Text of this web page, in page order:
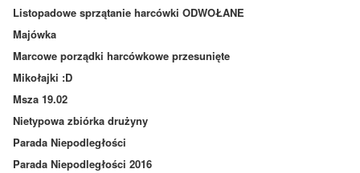
Listopadowe sprzątanie harcówki ODWOŁANE
Majówka
Marcowe porządki harcówkowe przesunięte
Mikołajki :D
Msza 19.02
Nietypowa zbiórka drużyny
Parada Niepodległości
Parada Niepodległości 2016